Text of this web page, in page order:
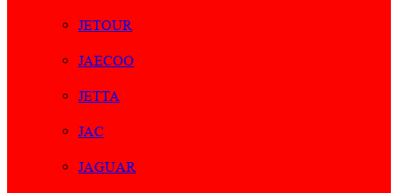
JETOUR
JAECOO
JETTA
JAC
JAGUAR